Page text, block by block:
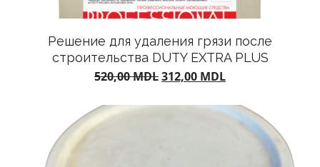
Решение для удаления грязи после
строительства DUTY EXTRA PLUS
520,00MDLПервоначальная
составляла
520,00 MDL.
312,00 MDLТекущая
312,00 MDL.